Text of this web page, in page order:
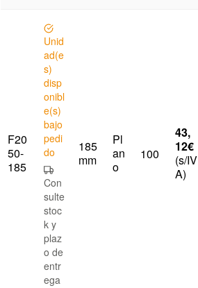
F20
50-
185
Unid
ad(e
s)
disp
onibl
e(s)
bajo
pedi
do
Con
sulte
stoc
k y
plaz
o de
entr
ega
185
mm
Pl
an
o
100
43,
12€
(s/IV
A)